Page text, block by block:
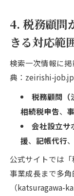
4. 税務顧問
きる対応範
検索一次情報に
典：zeirishi-job.jp
税務顧問（
相続税申告、
会社設立サ
援、記帳代行
公式サイトでは
事業成長まで多
（katsuragawa-